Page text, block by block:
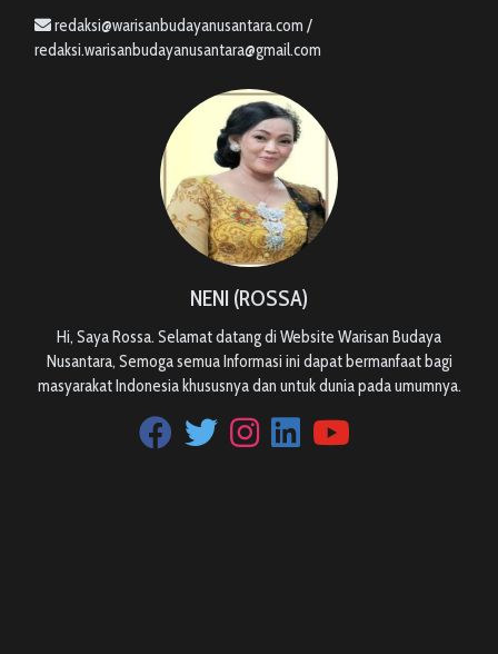
redaksi@warisanbudayanusantara.com /
redaksi.warisanbudayanusantara@gmail.com
NENI (ROSSA)
Hi, Saya Rossa. Selamat datang di Website Warisan Budaya
Nusantara, Semoga semua Informasi ini dapat bermanfaat bagi
masyarakat Indonesia khususnya dan untuk dunia pada umumnya.